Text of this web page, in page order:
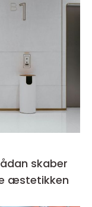
skaber
æstetikken